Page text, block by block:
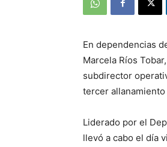
En dependencias
Marcela Ríos
subdirector
tercer
Liderado por el
llevó a cabo el día